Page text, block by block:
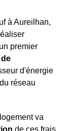
à Aureilhan,
premier
d'énergie
réseau
va